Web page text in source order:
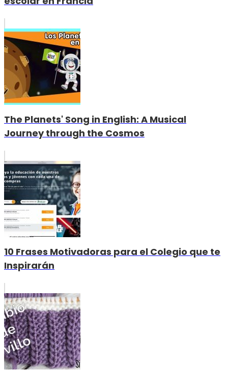
The Planets' Song in English: A Musical
Journey through the Cosmos
10 Frases Motivadoras para el Colegio que te
Inspirarán